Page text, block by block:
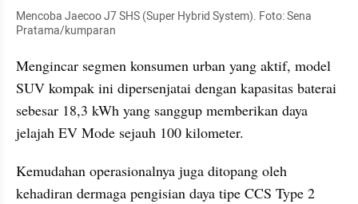
Mencoba Jaecoo J7 SHS (Super Hybrid System). Foto: Sena
Pratama/kumparan
Mengincar segmen konsumen urban yang aktif, model
SUV kompak ini dipersenjatai dengan kapasitas baterai
sebesar 18,3 kWh yang sanggup memberikan daya
jelajah EV Mode sejauh 100 kilometer.
Kemudahan operasionalnya juga ditopang oleh
kehadiran dermaga pengisian daya tipe CCS Type 2